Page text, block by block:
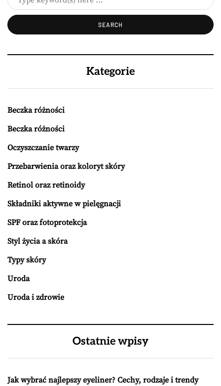
Kategorie
Beczka różności
Beczka różności
Oczyszczanie twarzy
Przebarwienia oraz koloryt skóry
Retinol oraz retinoidy
Składniki aktywne w pielęgnacji
SPF oraz fotoprotekcja
Styl życia a skóra
Typy skóry
Uroda
Uroda i zdrowie
Ostatnie wpisy
Jak wybrać najlepszy eyeliner? Cechy, rodzaje i trendy